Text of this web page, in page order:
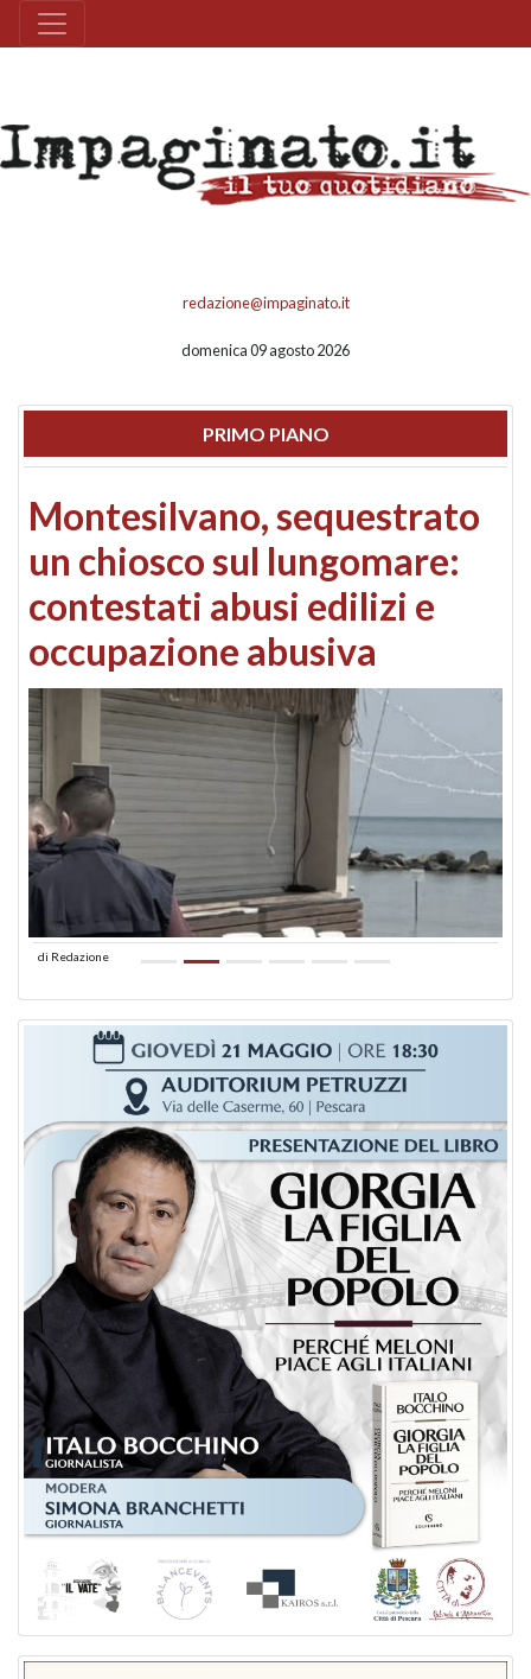
redazione@impaginato.it
domenica 09 agosto 2026
PRIMO PIANO
Montesilvano, sequestrato
un chiosco sul lungomare:
contestati abusi edilizi e
occupazione abusiva
di Redazione